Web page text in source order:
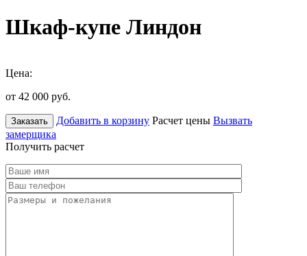
Шкаф-купе Линдон
Цена:
от 42 000 руб.
Заказать Добавить в корзину Расчет цены Вызвать
замерщика
Получить расчет